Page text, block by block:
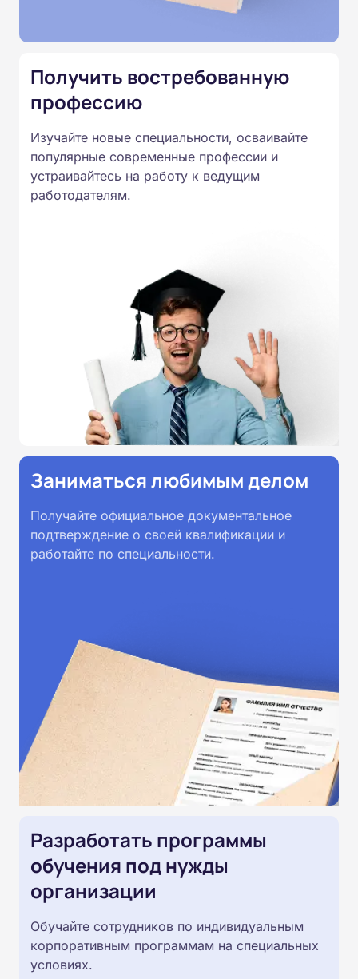
Подготовка ведется по всем
России от 14.07.2023 N 534 в
соответствии с Федеральными
образовательными стандартами
профессионального образования.
Удостоверения и дипломы о
Получить востребованную
профессию
Изучайте новые специальности, осваивайте
популярные современные профессии и
устраивайтесь на работу к ведущим
работодателям.
Заниматься любимым делом
Получайте официальное документальное
подтверждение о своей квалификации и
работайте по специальности.
Разработать программы
обучения под нужды
организации
Обучайте сотрудников по индивидуальным
корпоративным программам на специальных
условиях.